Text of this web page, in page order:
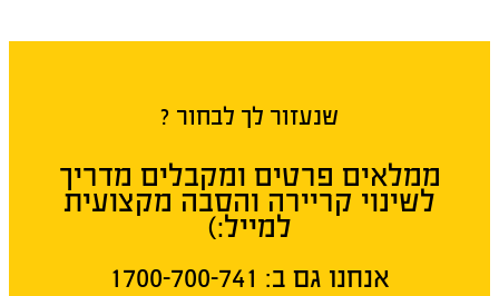
שנעזור לך לבחור ?
ממלאים פרטים ומקבלים מדריך
לשינוי קריירה והסבה מקצועית
למייל:)
אנחנו גם ב:​ 1700-700-741